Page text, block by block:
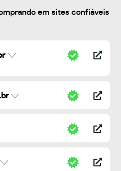
em sites confiáveis